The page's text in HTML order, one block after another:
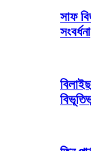
সাফ
সংবর্ধনা